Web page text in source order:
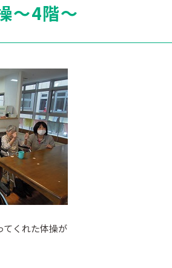
～4階～
てくれた体操が